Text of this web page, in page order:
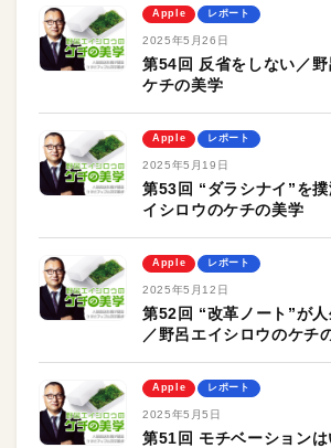
Apple レポート
2025年5月26日
第54回 反省をしない／
ケチの美学
Apple レポート
2025年5月19日
第53回 “ダラシナイ”を
イシロウのケチの美学
Apple レポート
2025年5月12日
第52回 “改革ノート”が人
／野呂エイシロウのケチ
Apple レポート
2025年5月5日
第51回 モチベーション